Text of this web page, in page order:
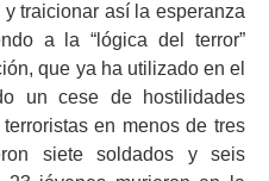
traicionar así la esperanza
a la “lógica del terror”
que ya ha utilizado en el
un cese de hostilidades
en menos de tres
siete soldados y seis